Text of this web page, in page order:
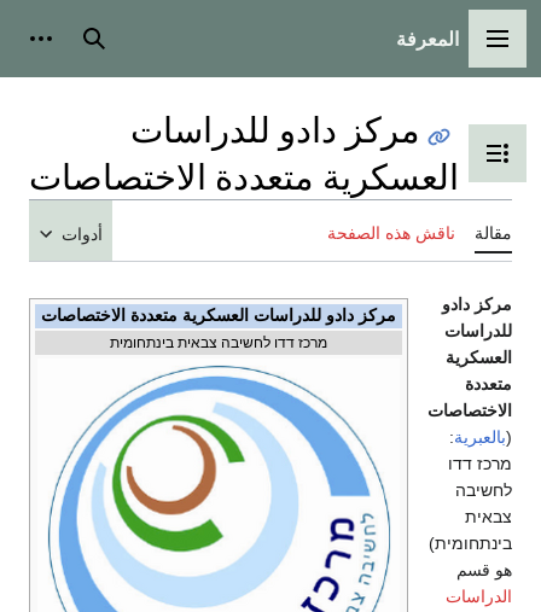
القائمة الرئيسية
المعرفة بحث
تبديل عرض جدول المحتويات
مركز دادو للدراسات
العسكرية متعددة الاختصاصات
مقالة ناقش هذه الصفحة أدوات
مركز دادو للدراسات العسكرية متعددة الاختصاصات
מרכז דדו לחשיבה צבאית בינתחומית
مركز دادو
للدراسات
العسكرية
متعددة
الاختصاصات
بالعبرية :
מרכז דדו
לחשיבה
צבאית
בינתחומית‎)
هو قسم
الدراسات